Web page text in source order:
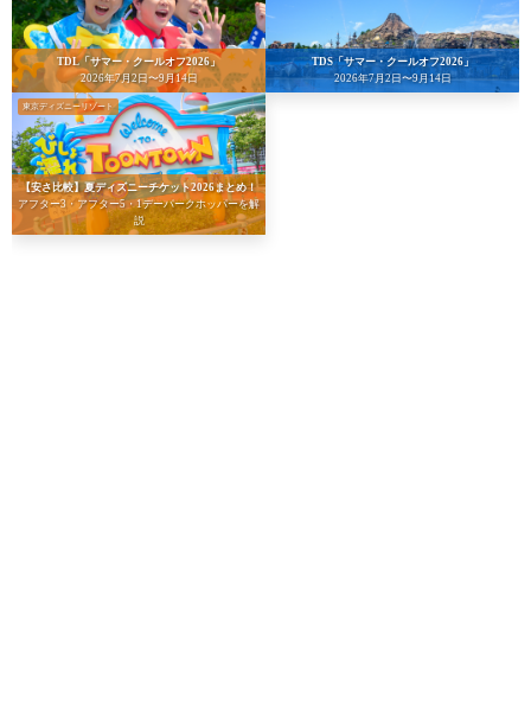
TDL「サマー・クールオフ2026」
2026年7月2日〜9月14日
TDS「サマー・クールオフ2026」
2026年7月2日〜9月14日
東京ディズニーリゾート
【安さ比較】夏ディズニーチケット2026まとめ！
アフター3・アフター5・1デーパークホッパーを解
説